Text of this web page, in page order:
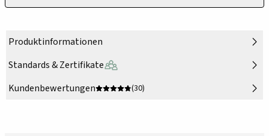
Produktinformationen
Standards & Zertifikate
Kundenbewertungen
(30)